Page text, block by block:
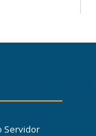
Servidor